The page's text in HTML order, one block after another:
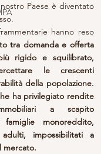
Paese è diventato
hanno reso
tra domanda e offerta
rigido e squilibrato,
le crescenti
della popolazione.
ha privilegiato rendite
a scapito
monoreddito,
impossibilitati a
mercato.